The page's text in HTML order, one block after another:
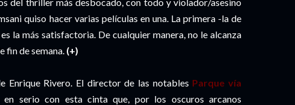
quiso hacer varias películas en una. La primera -la de
la más satisfactoria. De cualquier manera, no le alcanza
fin de semana. (+)
Enrique Rivero. El director de las notables Parque vía
en serio con esta cinta que, por los oscuros arcanos